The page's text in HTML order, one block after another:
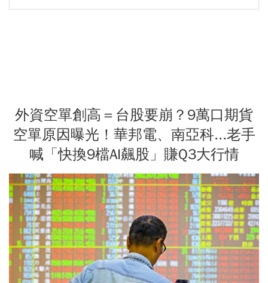
外資空單創高＝台股要崩？9萬口期貨
空單原因曝光！華邦電、南亞科...老手
喊「快換9檔AI飆股」賺Q3大行情